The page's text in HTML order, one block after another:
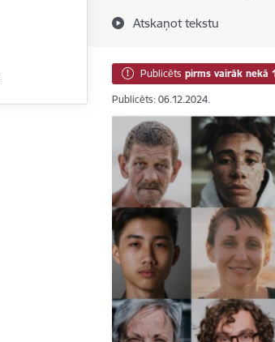
Atskaņot tekstu
Publicēts pirms vairāk nekā
Publicēts: 06.12.2024.